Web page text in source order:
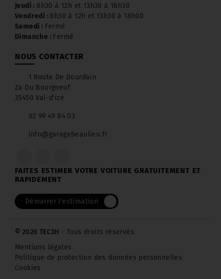
Jeudi : 8h30 à 12h et 13h30 à 18h30
Vendredi : 8h30 à 12h et 13h30 à 18h00
Samedi : Fermé
Dimanche : Fermé
NOUS CONTACTER
1 Route De Dourdain
Za Du Bourgneuf
35450 Val-d'izé
02 99 49 84 03
info@garagebeaulieu.fr
FAITES ESTIMER VOTRE VOITURE GRATUITEMENT ET
RAPIDEMENT
Démarrer l'estimation
© 2026 TEC3H - Tous droits réservés
Mentions légales
Politique de protection des données personnelles
Cookies